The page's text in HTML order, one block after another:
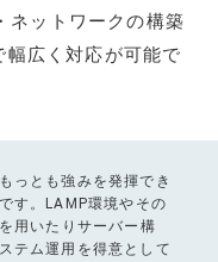
ネットワークの構築
広く対応が可能で
っとも強みを発揮でき
す。LAMP環境やその
用いたりサーバー構
テム運用を得意として
針